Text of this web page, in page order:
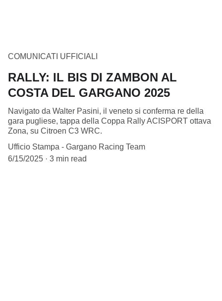
COMUNICATI UFFICIALI
RALLY: IL BIS DI ZAMBON AL
COSTA DEL GARGANO 2025
Navigato da Walter Pasini, il veneto si conferma re della
gara pugliese, tappa della Coppa Rally ACISPORT ottava
Zona, su Citroen C3 WRC.
Ufficio Stampa - Gargano Racing Team
6/15/2025
3 min read